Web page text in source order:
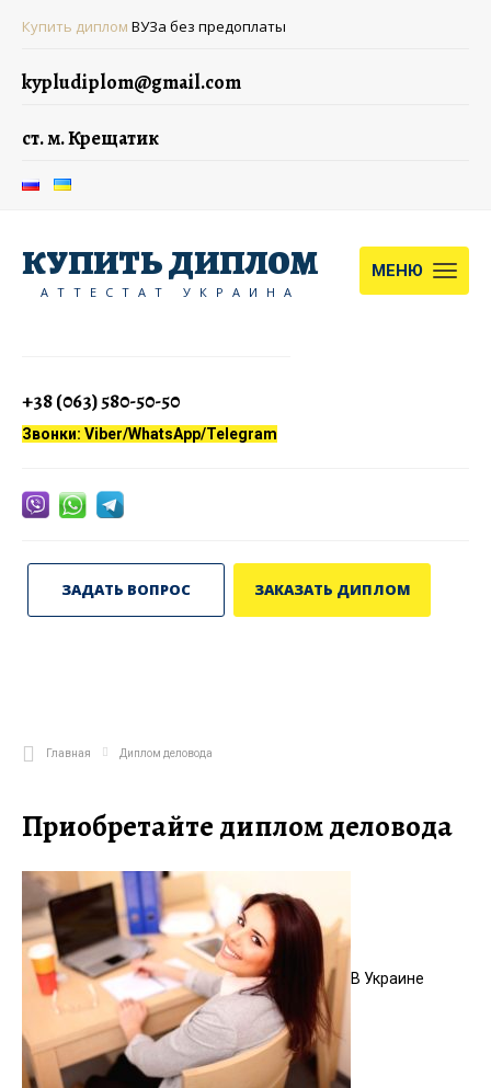
Купить диплом ВУЗа без предоплаты
kypludiplom@gmail.com
ст. м. Крещатик
+38 (063) 580-50-50
Звонки: Viber/WhatsApp/Telegram
КУПИТЬ ДИПЛОМ
АТТЕСТАТ УКРАИНА
МЕНЮ
ЗАДАТЬ ВОПРОС ЗАКАЗАТЬ ДИПЛОМ
Главная Диплом деловода
Приобретайте диплом деловода
В Украине